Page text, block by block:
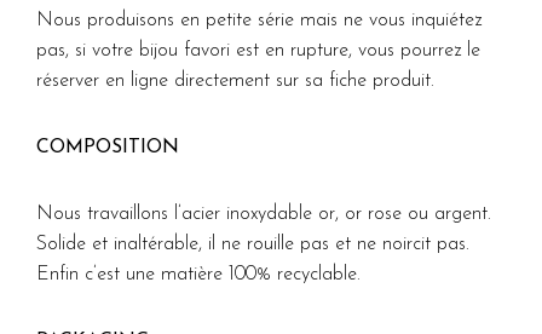
Nous produisons en petite série mais ne vous inquiétez
pas, si votre bijou favori est en rupture, vous pourrez le
réserver en ligne directement sur sa fiche produit.
COMPOSITION
Nous travaillons l’acier inoxydable or, or rose ou argent.
Solide et inaltérable, il ne rouille pas et ne noircit pas.
Enfin c’est une matière 100% recyclable.